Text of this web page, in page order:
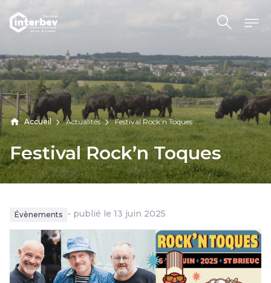
Aller au contenu
Accueil Actualités Festival Rock’n Toques
Festival Rock’n Toques
Évènements - publié le 13 juin 2025